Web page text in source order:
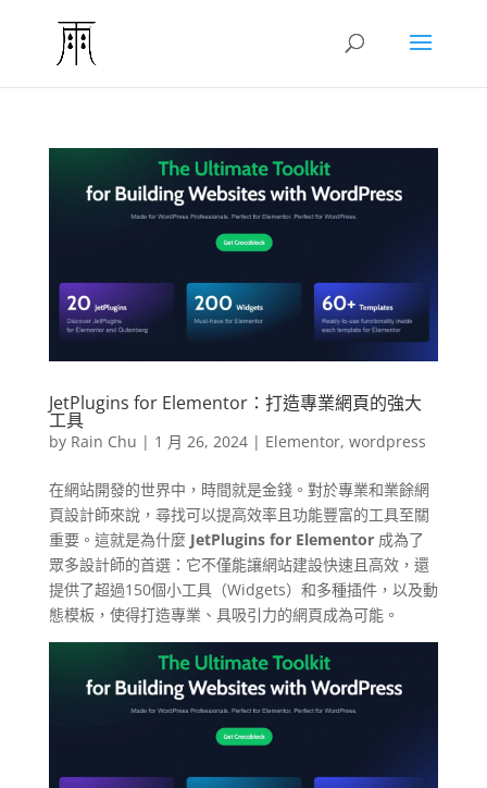
JetPlugins for Elementor：打造專業網頁的強大
工具
by Rain Chu | 1 月 26, 2024| Elementor, wordpress
在網站開發的世界中，時間就是金錢。對於專業和業餘網
頁設計師來說，尋找可以提高效率且功能豐富的工具至關
重要。這就是為什麼 JetPlugins for Elementor成為了
眾多設計師的首選：它不僅能讓網站建設快速且高效，還
提供了超過150個小工具（Widgets）和多種插件，以及動
態模板，使得打造專業、具吸引力的網頁成為可能。